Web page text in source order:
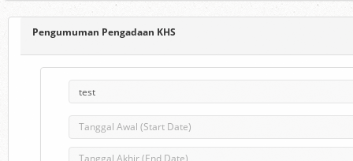
Pengumuman Pengadaan KHS